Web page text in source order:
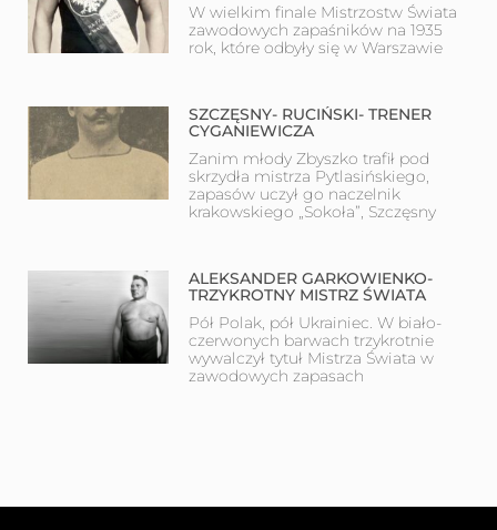
W wielkim finale Mistrzostw Świata
zawodowych zapaśników na 1935
rok, które odbyły się w Warszawie
SZCZĘSNY- RUCIŃSKI- TRENER
CYGANIEWICZA
Zanim młody Zbyszko trafił pod
skrzydła mistrza Pytlasińskiego,
zapasów uczył go naczelnik
krakowskiego „Sokoła”, Szczęsny
ALEKSANDER GARKOWIENKO-
TRZYKROTNY MISTRZ ŚWIATA
Pół Polak, pół Ukrainiec. W biało-
czerwonych barwach trzykrotnie
wywalczył tytuł Mistrza Świata w
zawodowych zapasach